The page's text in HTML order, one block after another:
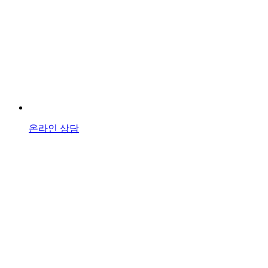
온라인 상담